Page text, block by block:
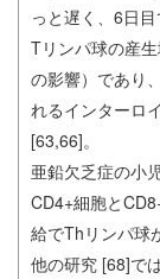
っと遅く、6日
Tリンパ球の産
の影響）であり
れるインターロ
[63,66]。
亜鉛欠乏症の小
CD4+細胞と
給でThリンパ球
他の研究 [68]で